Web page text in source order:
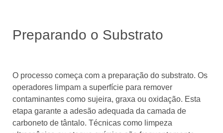
Preparando o Substrato
O processo começa com a preparação do substrato. Os
operadores limpam a superfície para remover
contaminantes como sujeira, graxa ou oxidação. Esta
etapa garante a adesão adequada da camada de
carboneto de tântalo. Técnicas como limpeza